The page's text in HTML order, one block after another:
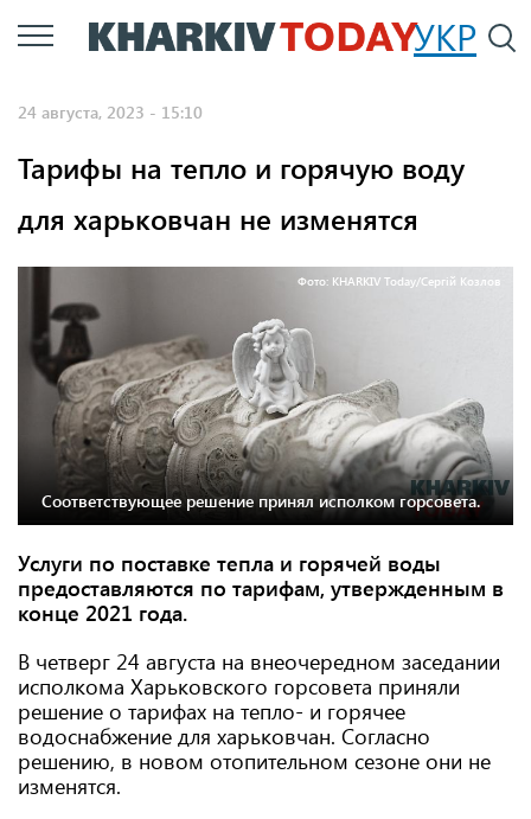
Перейти
к
УКР
24 августа, 2023 - 15:10
Тарифы на тепло и горячую воду
для харьковчан не изменятся
Фото: KHARKIV Today/Сергій Козлов
Соответствующее решение принял исполком горсовета.
Услуги по поставке тепла и горячей воды
предоставляются по тарифам, утвержденным в
конце 2021 года.
В четверг 24 августа на внеочередном заседании
исполкома Харьковского горсовета приняли
решение о тарифах на тепло- и горячее
водоснабжение для харьковчан. Согласно
решению, в новом отопительном сезоне они не
изменятся.